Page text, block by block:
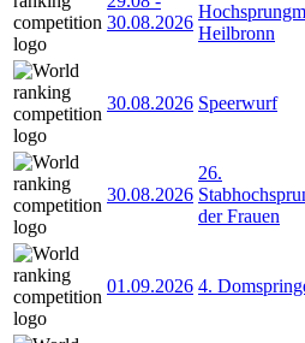
30.08.2026
Heilbronn
30.08.2026 Speerwurf
30.08.2026
26.
der Frauen
01.09.2026 4.